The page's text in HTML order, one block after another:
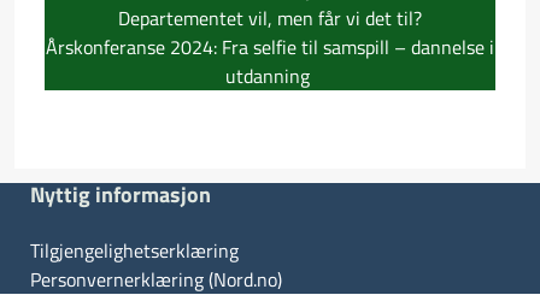
Departementet vil, men får vi det til?
Årskonferanse 2024: Fra selfie til samspill – dannelse i
utdanning
Nyttig informasjon
Tilgjengelighetserklæring
Personvernerklæring (Nord.no)